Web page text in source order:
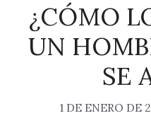
¿CÓMO
UN
SE
1 DE ENERO DE